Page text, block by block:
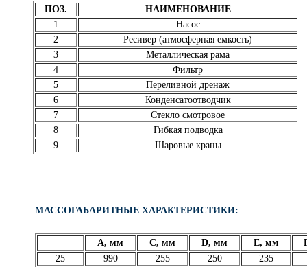
ПОЗ.
НАИМЕНОВАНИЕ
1
Насос
2
Ресивер (атмосферная емкость)
3
Металлическая рама
4
Фильтр
5
Переливной дренаж
6
Конденсатоотводчик
7
Стекло смотровое
8
Гибкая подводка
9
Шаровые краны
МАССОГАБАРИТНЫЕ ХАРАКТЕРИСТИКИ:
A, мм C, мм D, мм E, мм
25
990 255 250 235